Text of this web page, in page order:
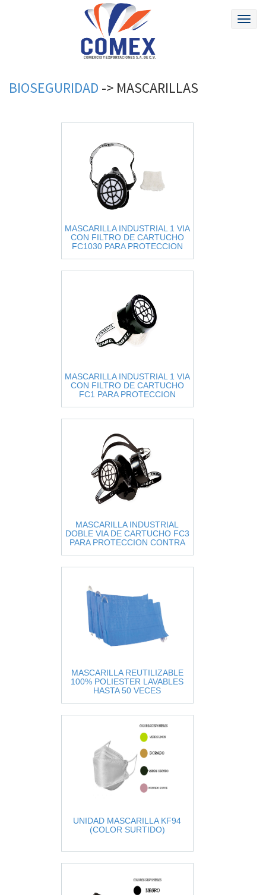
BIOSEGURIDAD -> MASCARILLAS
MASCARILLA INDUSTRIAL 1 VIA
CON FILTRO DE CARTUCHO
FC1030 PARA PROTECCION
MASCARILLA INDUSTRIAL 1 VIA
CON FILTRO DE CARTUCHO
FC1 PARA PROTECCION
MASCARILLA INDUSTRIAL
DOBLE VIA DE CARTUCHO FC3
PARA PROTECCION CONTRA
MASCARILLA REUTILIZABLE
100% POLIESTER LAVABLES
HASTA 50 VECES
UNIDAD MASCARILLA KF94
(COLOR SURTIDO)